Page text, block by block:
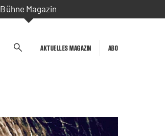
Bühne Magazin
AKTUELLES MAGAZIN ABO